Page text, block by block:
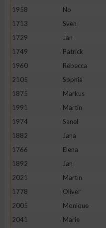
1958
No
1713
Sven
1729
Jan
1749
Patrick
1960
Rebecca
2105
Sophia
1875
Markus
1991
Martin
1974
Sanel
1882
Jana
1766
Elena
1892
Jan
2021
Martin
1778
Oliver
2005
Monique
2041
Marie
IAB-Besonderheiten:
Verwendung genauer
Nicht-IAB-Verarbeitungszwecke:
Performance
Funktional
Werbung